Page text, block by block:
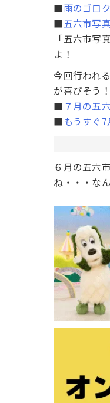
■雨のゴロ
■ 五六市写
「五六市写
よ！
今回行われ
が喜びそう
■ ７月の五
■ もうすぐ
６月の五六
ね・・・な